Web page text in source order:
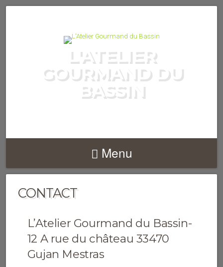
L'ATELIER
GOURMAND DU
BASSIN
Menu
CONTACT
L’Atelier Gourmand du Bassin-
12 A rue du château 33470
Gujan Mestras